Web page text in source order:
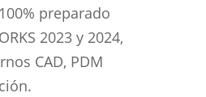
preparado
2023 y 2024,
CAD, PDM